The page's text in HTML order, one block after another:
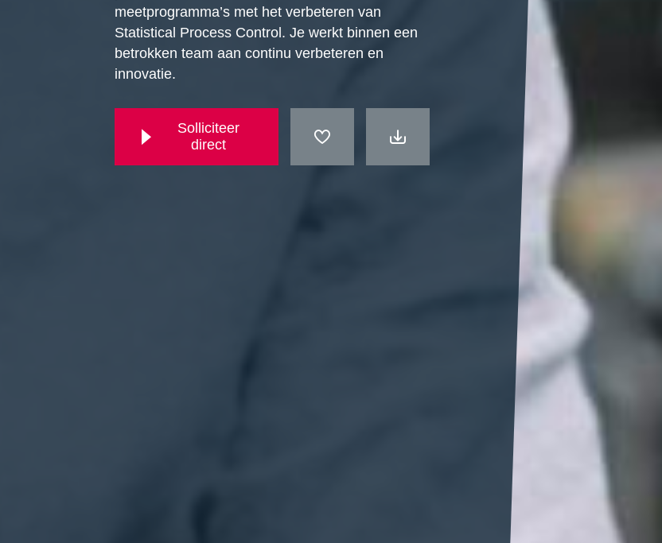
meetprogramma’s met het verbeteren van
Statistical Process Control. Je werkt binnen een
betrokken team aan continu verbeteren en
innovatie.
Solliciteer
direct